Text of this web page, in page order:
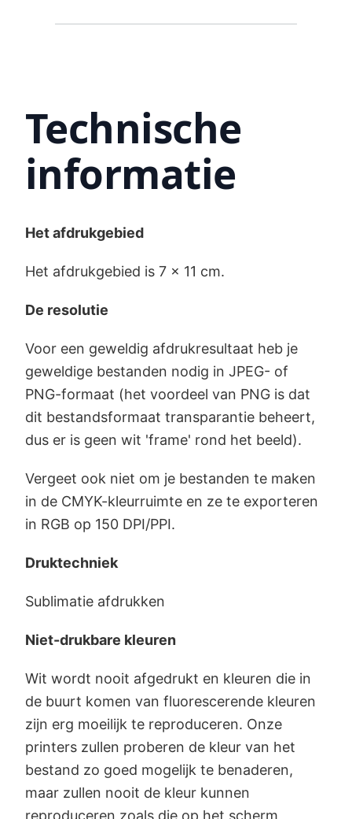
Technische
informatie
Het afdrukgebied
Het afdrukgebied is 7 x 11 cm.
De resolutie
Voor een geweldig afdrukresultaat heb je
geweldige bestanden nodig in JPEG- of
PNG-formaat (het voordeel van PNG is dat
dit bestandsformaat transparantie beheert,
dus er is geen wit 'frame' rond het beeld).
Vergeet ook niet om je bestanden te maken
in de CMYK-kleurruimte en ze te exporteren
in RGB op 150 DPI/PPI.
Druktechniek
Sublimatie afdrukken
Niet-drukbare kleuren
Wit wordt nooit afgedrukt en kleuren die in
de buurt komen van fluorescerende kleuren
zijn erg moeilijk te reproduceren. Onze
printers zullen proberen de kleur van het
bestand zo goed mogelijk te benaderen,
maar zullen nooit de kleur kunnen